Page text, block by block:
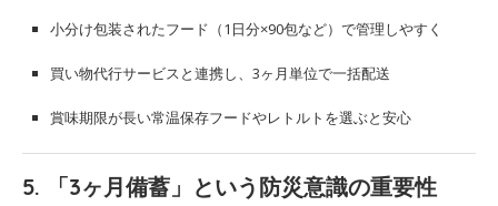
小分け包装されたフード（1日分×90包など）で管理しやすく
買い物代行サービスと連携し、3ヶ月単位で一括配送
賞味期限が長い常温保存フードやレトルトを選ぶと安心
5. 「3ヶ月備蓄」という防災意識の重要性